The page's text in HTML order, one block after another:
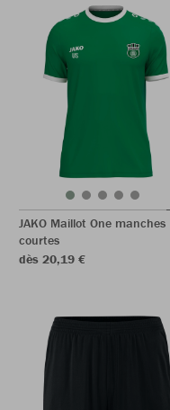
JAKO Maillot One manches
courtes
dès 20,19 €